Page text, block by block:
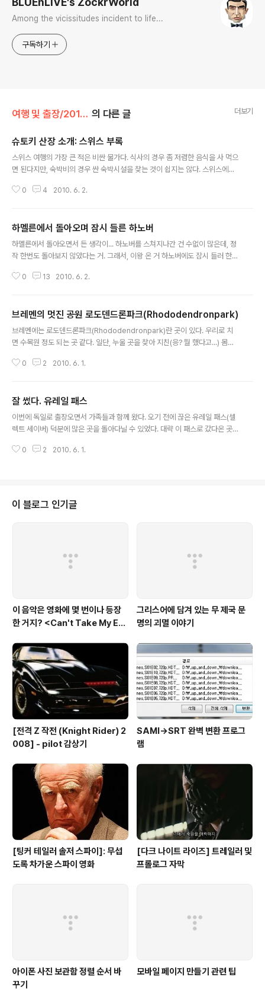
Among the vicissitudes incident to life...
구독하기
여행 및 출장/2010년 독일출장 의 다른 글 더보기
슈토키 산장 소개: 스위스 부록
스위스 여행의 가장 큰 적은 비싼 물가다. 식사의 경우 좀 저렴한 음식을 사 먹으
면 된다지만, 숙박비의 경우 싼 숙박시설을 찾는 것이 쉽지는 않다. 스위스에서
된다. 1박에 성인 15유로, 어린이 8유로로 우리 가족은 2박을 단 92유로에 해
심) - 엄청나게 많은 접시, 그릇, 냄비, 쿡탑 (할머니가 그릇 콜렉터라는 루머가...
ㅎㅎ) - 투숙객의 대부분이 한국사람이라 여행 정보를 아주 쉽게 얻을 수 있음 -
주변 경치가 너무 좋아 아침에 창문만 열면..
0 4 2010. 6. 2.
하멜른에서 돌아오며 잠시 들른 하노버
하멜른에서 돌아오면서 든 생각이... 하노버를 스쳐지나간 건 수없이 많은데, 정
작 한번도 돌아보지 않았다는 거. 그래서, 이왕 온 거 하노버에도 잠시 들러 한
중... 역 앞에 있는 기마상에서 사진을 찍는데, 린이는 좋아서 어쩔줄을 모른다.
블럭만 아래로 내려오면 쇼핑의 천국 크뢰프케 광장이 있다. 이 곳의 상징인 크
뢰프케 시계(Kröpcke Clock) 앞에서 한 컷. 조금 내려오면 오페라 하우스(O
pernhaus)가 있다. 바그너의 발퀴레(Die Walküre)를..
0 13 2010. 6. 2.
브레멘의 멋진 공원 로도덴드론파크(Rhododendronpark)
브레멘에는 로도덴드론파크(Rhododendronpark)란 곳이 있다. 우리로 치
면 수목원 정도 되는 곳 같다. 일단, 누울 곳을 찾아 지친(응? 뭘 했다고...) 몸을
인증샷. 꽃의 종류가 다양한데, 꽃에 대해선 잘 몰라서 예쁜 거 보고 그냥 찰칵.
컷. 여기 저기를 돌아다닌 뒤에 나오면서 마지막으로 몇 컷. 마지막으로 짱이의
풍선을 하늘로 날리며 공원 산책을 마무리했다.
0 2 2010. 6. 1.
잘 썼다. 유레일 패스
이번에 독일로 출장오면서 가족들과 함께 왔다. 오기 전에 끊은 유레일 패스(셀
렉트 세이버) 덕분에 많은 곳을 돌아다닐 수 있었다. 대략 이 패스로 갔다온 곳들
nderland), 뤼데스하임(Rüdesheim), 파리, 스위스, 또 스위스 였다. 잘 썼다!
0 2 2010. 6. 1.
이 블로그 인기글
이 음악은 영화에 몇 번이나 등장
한 거지? <Can't Take My Eye
그리스어에 담겨 있는 무 제국 문
명의 괴멸 이야기
[전격 Z 작전 (Knight Rider) 2
008] - pilot 감상기
SAMI→SRT 완벽 변환 프로그
램
[팅커 테일러 솔저 스파이]: 무섭
도록 차가운 스파이 영화
[다크 나이트 라이즈] 트레일러 및
프롤로그 자막
아이폰 사진 보관함 정렬 순서 바
꾸기
모바일 페이지 만들기 관련 팁